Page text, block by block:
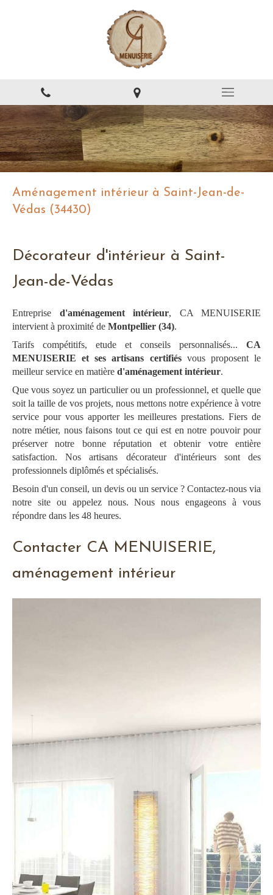
Aménagement intérieur à Saint-Jean-de-
Védas (34430)
Décorateur d'intérieur à Saint-
Jean-de-Védas
Entreprise d'aménagement intérieur, CA MENUISERIE
intervient à proximité de Montpellier (34).
Tarifs compétitifs, etude et conseils personnalisés... CA
MENUISERIE et ses artisans certifiésvous proposent le
meilleur service en matière d'aménagement intérieur.
Que vous soyez un particulier ou un professionnel, et quelle que
soit la taille de vos projets, nous mettons notre expérience à votre
service pour vous apporter les meilleures prestations. Fiers de
notre métier, nous faisons tout ce qui est en notre pouvoir pour
préserver notre bonne réputation et obtenir votre entière
satisfaction. Nos artisans décorateur d'intérieurs sont des
professionnels diplômés et spécialisés.
Besoin d'un conseil, un devis ou un service ? Contactez-nous via
notre site ou appelez nous. Nous nous engageons à vous
répondre dans les 48 heures.
Contacter CA MENUISERIE,
aménagement intérieur